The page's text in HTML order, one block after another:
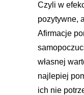
Czyli w
pozytywne,
Afirmacje
własnej
najlepiej
ich nie